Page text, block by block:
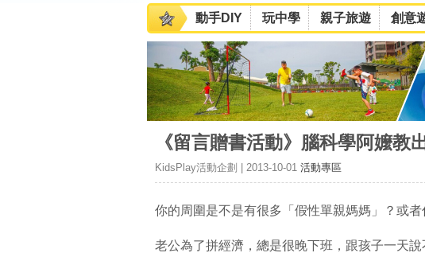
動手DIY 玩中學 親子旅遊 創意
《留言贈書活動》腦科學阿嬤教
KidsPlay活動企劃 | 2013-10-01 活動專區
你的周圍是不是有很多「假性單親媽媽」？或
老公為了拼經濟，總是很晚下班，跟孩子一天